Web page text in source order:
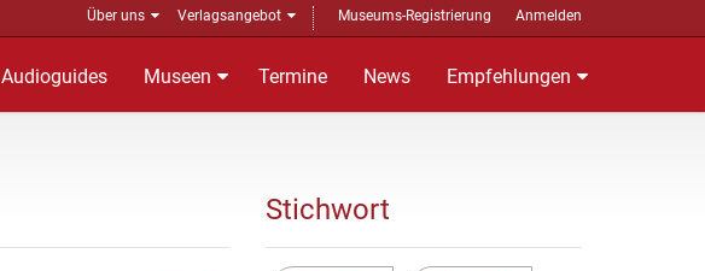
Über uns Verlagsangebot Museums-Registrierung Anmelden
Audioguides Museen Termine News Empfehlungen
Stichwort